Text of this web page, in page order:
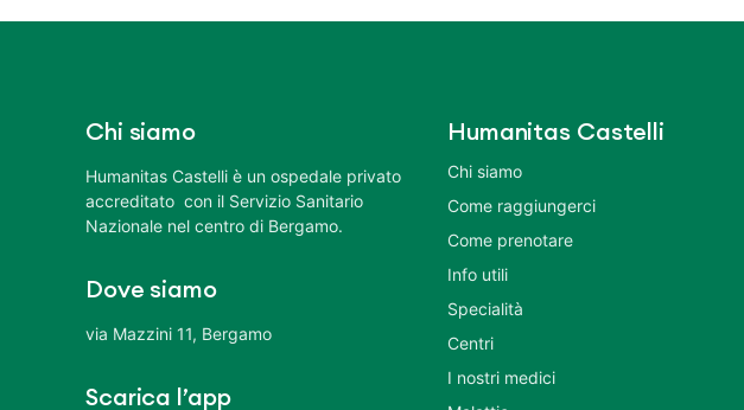
Chi siamo
Humanitas Castelli è un ospedale privato
accreditato con il Servizio Sanitario
Nazionale nel centro di Bergamo.
Dove siamo
via Mazzini 11, Bergamo
Scarica l’app
Humanitas Castelli
Chi siamo
Come raggiungerci
Come prenotare
Info utili
Specialità
Centri
I nostri medici